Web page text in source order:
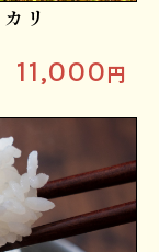
リ
11,000円